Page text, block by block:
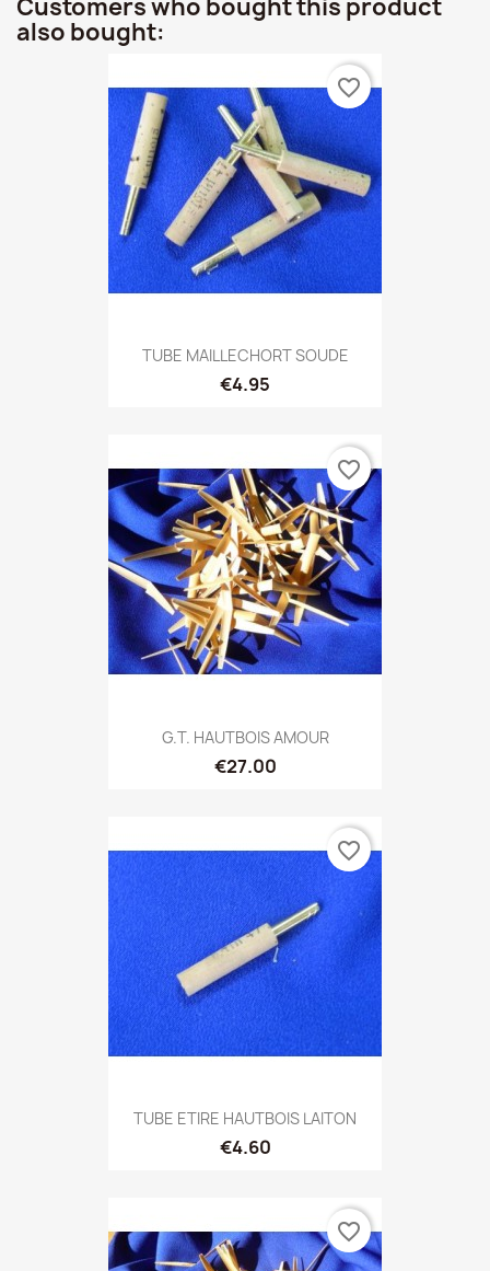
Customers who bought this product
also bought:
TUBE MAILLECHORT SOUDE
€4.95
favorite_border
G.T. HAUTBOIS AMOUR
€27.00
favorite_border
TUBE ETIRE HAUTBOIS LAITON
€4.60
favorite_border
favorite_border